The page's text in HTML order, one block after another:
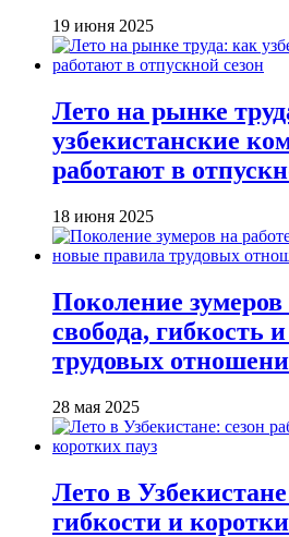
19 июня 2025
Лето на рынке
узбекистанские
работают в
18 июня 2025
Поколение зумеров
свобода, гибкость
трудовых
28 мая 2025
Лето в
гибкости и